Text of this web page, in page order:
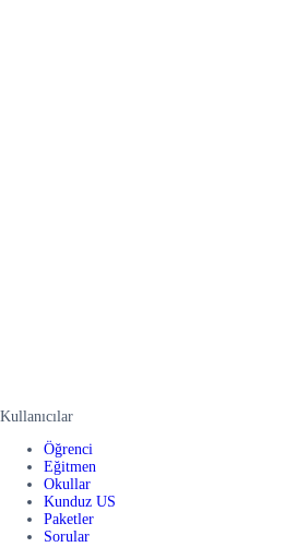
Kullanıcılar
Öğrenci
Eğitmen
Okullar
Kunduz US
Paketler
Sorular